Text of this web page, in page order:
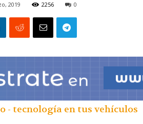
2019 2256 0